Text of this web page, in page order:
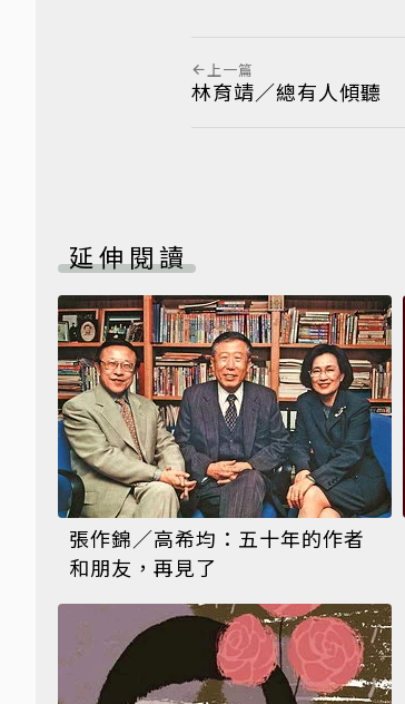
上一篇
林育靖／總有人傾聽
延伸閱讀
張作錦／高希均：五十年的作者
和朋友，再見了